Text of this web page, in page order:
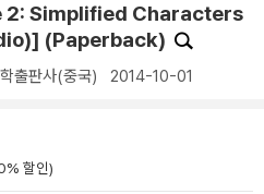
2: Simplified Characters
(Paperback)
출판사(중국) 2014-10-01
할인)